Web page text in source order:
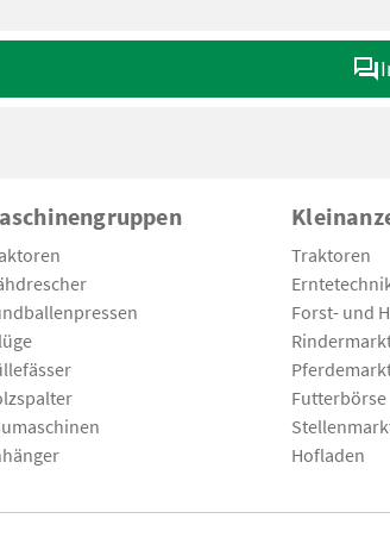
Traktoren
Forst- und
Futterbörse
Hofladen